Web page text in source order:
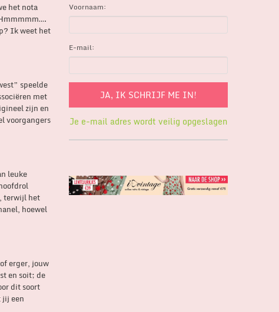
het nota
Ik weet het
speelde
met
zijn en
voorgangers
leuke
terwijl het
hoewel
of erger, jouw
en soit; de
dit soort
jij een
Voornaam:
E-mail:
Je e-mail adres wordt veilig opgeslagen